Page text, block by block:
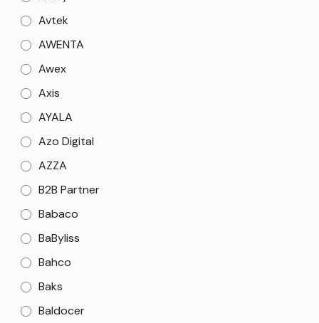
Avtek
AWENTA
Awex
Axis
AYALA
Azo Digital
AZZA
B2B Partner
Babaco
BaByliss
Bahco
Baks
Baldocer